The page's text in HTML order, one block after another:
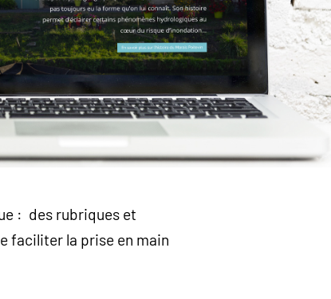
: des rubriques et
faciliter la prise en main